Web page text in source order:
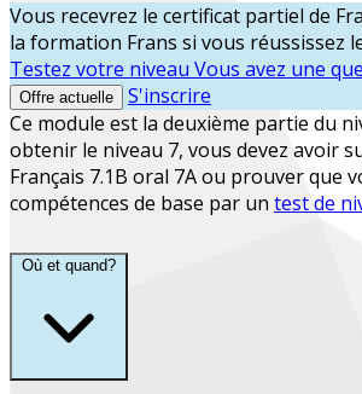
Vous recevrez le certificat partiel de
la formation Frans si vous réussissez
Testez votre niveau Vous avez une
Offre actuelle
S'inscrire
Ce module est la deuxième partie du
obtenir le niveau 7, vous devez avoir
Français 7.1B oral 7A ou prouver que
compétences de base par un test de
Où et quand?